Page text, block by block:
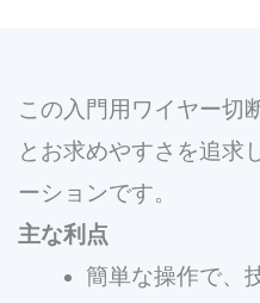
この入門用ワイヤー切
とお求めやすさを追求
ーションです。
主な利点
簡単な操作で、